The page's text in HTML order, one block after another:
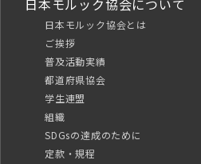
日本モルック協会について
日本モルック協会とは
ご挨拶
普及活動実績
都道府県協会
学生連盟
組織
SDGsの達成のために
定款・規程